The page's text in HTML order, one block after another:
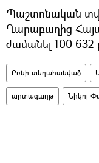
Պաշտոնական
Ղարաբաղից
ժամանել 100
Բռնի տեղահանված
արտագաղթ Նիկոլ